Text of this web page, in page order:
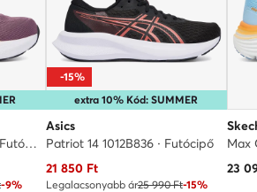
Gel-Pulse 17 1012B930 · Futócipő
-9%
extra 10% Kód: SUMMER
-15%
Asics
Patriot 14 1012B836 · Futócipő
Aktuális ár
21 850Ft
Legalacsonyabb ár25 990 Ft-15%
23